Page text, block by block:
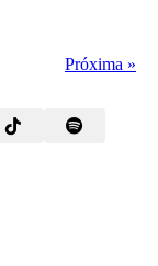
Próxima »